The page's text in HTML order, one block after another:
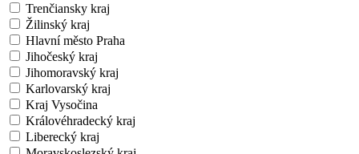
Trenčiansky kraj
Žilinský kraj
Hlavní město Praha
Jihočeský kraj
Jihomoravský kraj
Karlovarský kraj
Kraj Vysočina
Královéhradecký kraj
Liberecký kraj